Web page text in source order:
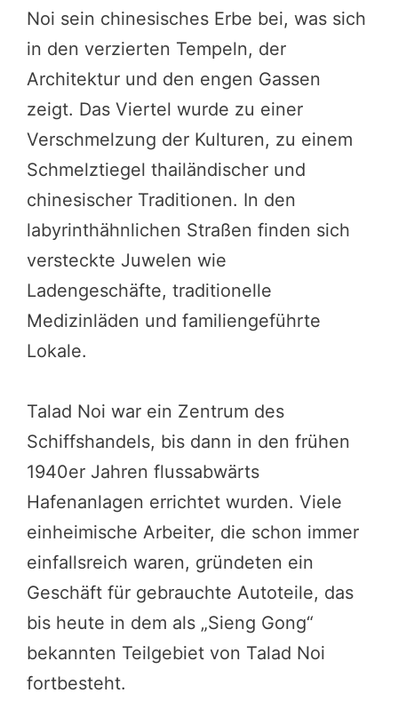
Noi sein chinesisches Erbe bei, was sich
in den verzierten Tempeln, der
Architektur und den engen Gassen
zeigt. Das Viertel wurde zu einer
Verschmelzung der Kulturen, zu einem
Schmelztiegel thailändischer und
chinesischer Traditionen. In den
labyrinthähnlichen Straßen finden sich
versteckte Juwelen wie
Ladengeschäfte, traditionelle
Medizinläden und familiengeführte
Lokale.
Talad Noi war ein Zentrum des
Schiffshandels, bis dann in den frühen
1940er Jahren flussabwärts
Hafenanlagen errichtet wurden. Viele
einheimische Arbeiter, die schon immer
einfallsreich waren, gründeten ein
Geschäft für gebrauchte Autoteile, das
bis heute in dem als „Sieng Gong“
bekannten Teilgebiet von Talad Noi
fortbesteht.